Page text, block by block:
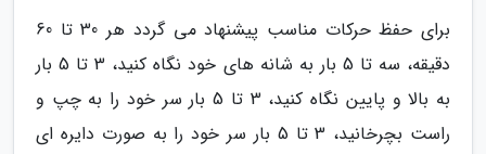
برای حفظ حرکات مناسب پیشنهاد می گردد هر 30 تا 60
دقیقه، سه تا 5 بار به شانه های خود نگاه کنید، 3 تا 5 بار
به بالا و پایین نگاه کنید، 3 تا 5 بار سر خود را به چپ و
راست بچرخانید، 3 تا 5 بار سر خود را به صورت دایره ای